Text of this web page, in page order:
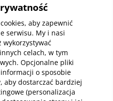
online
mobilną
aby zapewnić
serwisu. My i nasi
celach, w tym
Opcjonalne pliki
o sposobie
aby dostarczać bardziej
(personalizacja